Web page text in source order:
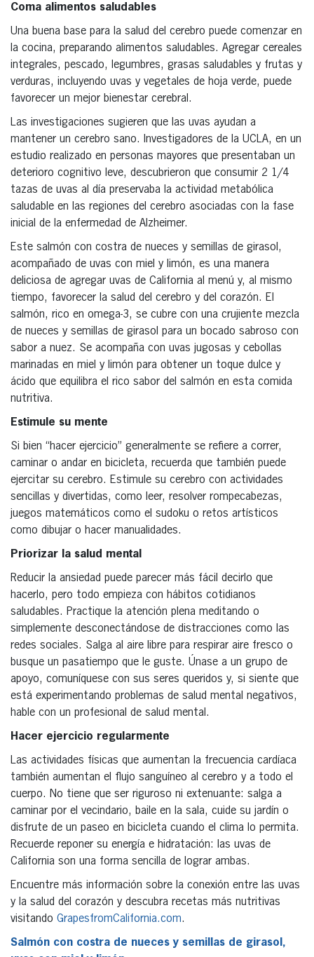
Coma alimentos saludables
Una buena base para la salud del cerebro puede comenzar en
la cocina, preparando alimentos saludables. Agregar cereales
integrales, pescado, legumbres, grasas saludables y frutas y
verduras, incluyendo uvas y vegetales de hoja verde, puede
favorecer un mejor bienestar cerebral.
Las investigaciones sugieren que las uvas ayudan a
mantener un cerebro sano. Investigadores de la UCLA, en un
estudio realizado en personas mayores que presentaban un
deterioro cognitivo leve, descubrieron que consumir 2 1/4
tazas de uvas al día preservaba la actividad metabólica
saludable en las regiones del cerebro asociadas con la fase
inicial de la enfermedad de Alzheimer.
Este salmón con costra de nueces y semillas de girasol,
acompañado de uvas con miel y limón, es una manera
deliciosa de agregar uvas de California al menú y, al mismo
tiempo, favorecer la salud del cerebro y del corazón. El
salmón, rico en omega-3, se cubre con una crujiente mezcla
de nueces y semillas de girasol para un bocado sabroso con
sabor a nuez. Se acompaña con uvas jugosas y cebollas
marinadas en miel y limón para obtener un toque dulce y
ácido que equilibra el rico sabor del salmón en esta comida
nutritiva.
Estimule su mente
Si bien “hacer ejercicio” generalmente se refiere a correr,
caminar o andar en bicicleta, recuerda que también puede
ejercitar su cerebro. Estimule su cerebro con actividades
sencillas y divertidas, como leer, resolver rompecabezas,
juegos matemáticos como el sudoku o retos artísticos
como dibujar o hacer manualidades.
Priorizar la salud mental
Reducir la ansiedad puede parecer más fácil decirlo que
hacerlo, pero todo empieza con hábitos cotidianos
saludables. Practique la atención plena meditando o
simplemente desconectándose de distracciones como las
redes sociales. Salga al aire libre para respirar aire fresco o
busque un pasatiempo que le guste. Únase a un grupo de
apoyo, comuníquese con sus seres queridos y, si siente que
está experimentando problemas de salud mental negativos,
hable con un profesional de salud mental.
Hacer ejercicio regularmente
Las actividades físicas que aumentan la frecuencia cardíaca
también aumentan el flujo sanguíneo al cerebro y a todo el
cuerpo. No tiene que ser riguroso ni extenuante: salga a
caminar por el vecindario, baile en la sala, cuide su jardín o
disfrute de un paseo en bicicleta cuando el clima lo permita.
Recuerde reponer su energía e hidratación: las uvas de
California son una forma sencilla de lograr ambas.
Encuentre más información sobre la conexión entre las uvas
y la salud del corazón y descubra recetas más nutritivas
visitando GrapesfromCalifornia.com.
Salmón con costra de nueces y semillas de girasol,